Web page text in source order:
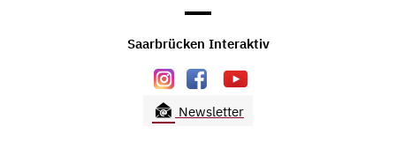
Saarbrücken Interaktiv
Newsletter